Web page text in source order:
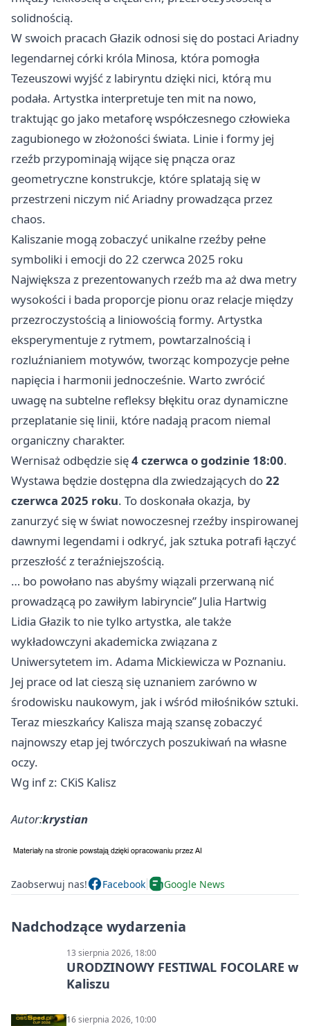
solidnością.
W swoich pracach Głazik odnosi się do postaci Ariadny
legendarnej córki króla Minosa, która pomogła
Tezeuszowi wyjść z labiryntu dzięki nici, którą mu
podała. Artystka interpretuje ten mit na nowo,
traktując go jako metaforę współczesnego człowieka
zagubionego w złożoności świata. Linie i formy jej
rzeźb przypominają wijące się pnącza oraz
geometryczne konstrukcje, które splatają się w
przestrzeni niczym nić Ariadny prowadząca przez
chaos.
Kaliszanie mogą zobaczyć unikalne rzeźby pełne
symboliki i emocji do 22 czerwca 2025 roku
Największa z prezentowanych rzeźb ma aż dwa metry
wysokości i bada proporcje pionu oraz relacje między
przezroczystością a liniowością formy. Artystka
eksperymentuje z rytmem, powtarzalnością i
rozluźnianiem motywów, tworząc kompozycje pełne
napięcia i harmonii jednocześnie. Warto zwrócić
uwagę na subtelne refleksy błękitu oraz dynamiczne
przeplatanie się linii, które nadają pracom niemal
organiczny charakter.
Wernisaż odbędzie się4 czerwca o godzinie 18:00.
Wystawa będzie dostępna dla zwiedzających do22
czerwca 2025 roku. To doskonała okazja, by
zanurzyć się w świat nowoczesnej rzeźby inspirowanej
dawnymi legendami i odkryć, jak sztuka potrafi łączyć
przeszłość z teraźniejszością.
… bo powołano nas abyśmy wiązali przerwaną nić
prowadzącą po zawiłym labiryncie” Julia Hartwig
Lidia Głazik to nie tylko artystka, ale także
wykładowczyni akademicka związana z
Uniwersytetem im. Adama Mickiewicza w Poznaniu.
Jej prace od lat cieszą się uznaniem zarówno w
środowisku naukowym, jak i wśród miłośników sztuki.
Teraz mieszkańcy Kalisza mają szansę zobaczyć
najnowszy etap jej twórczych poszukiwań na własne
oczy.
Wg inf z: CKiS Kalisz
Autor:krystian
Zaobserwuj nas! Facebook Google News
Nadchodzące wydarzenia
13 sierpnia 2026, 18:00
URODZINOWY FESTIWAL FOCOLARE w
Kaliszu
16 sierpnia 2026, 10:00